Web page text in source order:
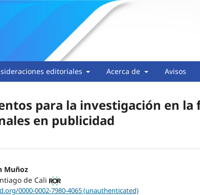
editoriales Acerca de Avisos
para la investigación en la
en publicidad
Muñoz
de Cali
0000-0002-7980-4065 (unauthenticated)